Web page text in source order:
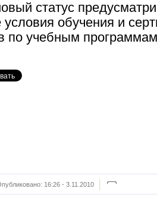
статус
обучения и
по учебным
16:26 - 3.11.2010